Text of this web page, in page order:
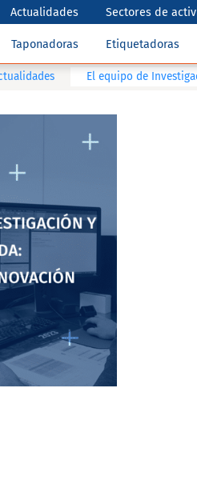
Actualidades Sectores de
Taponadoras Etiquetadoras
El equipo de